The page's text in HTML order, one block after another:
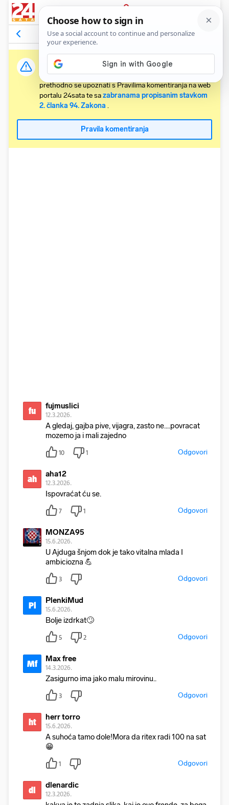
PRIJAVA
Komentari8 Relevantni
Važna obavijest:
Svaki korisnik koji želi komentirati članke obvezan je
prethodno se upoznati s Pravilima komentiranja na web
portalu 24sata te sazabranama propisanim stavkom
2. članka 94. Zakona .
Pravila komentiranja
fu fujmuslici
12.3.2026.
A gledaj, gajba pive, vijagra, zasto ne....povracat
mozemo ja i mali zajedno
10 1 Odgovori
ah aha12
12.3.2026.
Ispovraćat ću se.
7 1 Odgovori
MONZA95
15.6.2026.
U Ajduga šnjom dok je tako vitalna mlada I
ambiciozna 💪
3 Odgovori
Pl PlenkiMud
15.6.2026.
Bolje izdrkat🙄
5 2 Odgovori
Mf Max free
14.3.2026.
Zasigurno ima jako malu mirovinu..
3 Odgovori
ht herr torro
15.6.2026.
A suhoća tamo dole!Mora da ritex radi 100 na sat
😁
1 Odgovori
dl dlenardic
12.3.2026.